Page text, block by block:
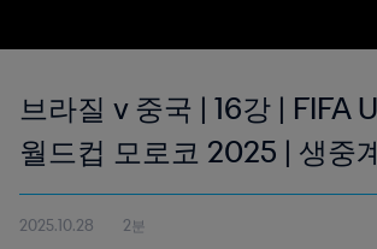
브라질 v 중국 | 16강 | FIFA
월드컵 모로코 2025 | 생중
2025.10.28 2분